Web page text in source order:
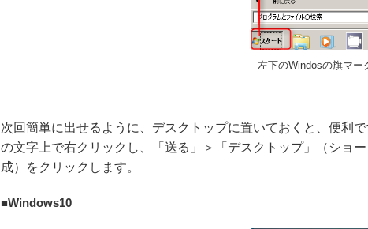
左下のWindosの旗マー
次回簡単に出せるように、デスクトップに置いておくと、便利で
の文字上で右クリックし、「送る」＞「デスクトップ」（ショ
成）をクリックします。
■Windows10